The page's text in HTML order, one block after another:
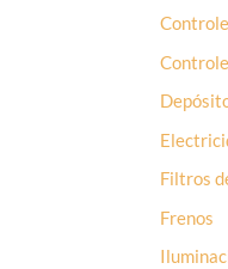
Filtros
Frenos